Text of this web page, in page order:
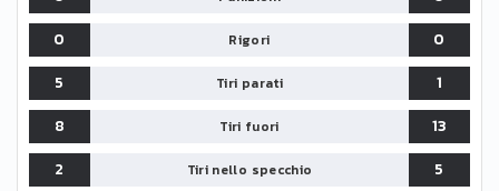
0
Rigori
0
5
Tiri parati
1
8
Tiri fuori
13
2
Tiri nello specchio
5